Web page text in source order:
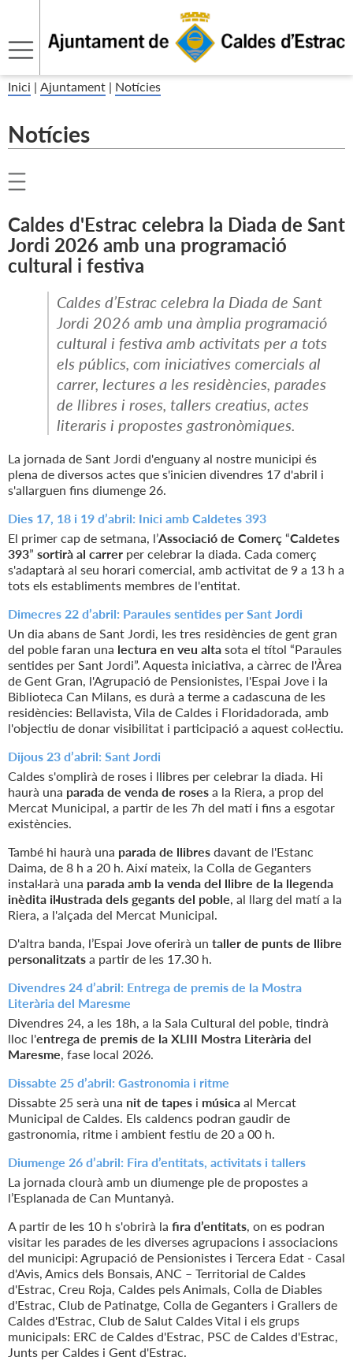
Inici | Ajuntament | Notícies
Notícies
Caldes d'Estrac celebra la Diada de Sant
Jordi 2026 amb una programació
cultural i festiva
Caldes d’Estrac celebra la Diada de Sant
Jordi 2026 amb una àmplia programació
cultural i festiva amb activitats per a tots
els públics, com iniciatives comercials al
carrer, lectures a les residències, parades
de llibres i roses, tallers creatius, actes
literaris i propostes gastronòmiques.
La jornada de Sant Jordi d'enguany al nostre municipi és
plena de diversos actes que s'inicien divendres 17 d'abril i
s'allarguen fins diumenge 26.
Dies 17, 18 i 19 d’abril: Inici amb Caldetes 393
El primer cap de setmana, l’Associació de Comerç “Caldetes
393” sortirà al carrer per celebrar la diada. Cada comerç
s'adaptarà al seu horari comercial, amb activitat de 9 a 13 h a
tots els establiments membres de l'entitat.
Dimecres 22 d’abril: Paraules sentides per Sant Jordi
Un dia abans de Sant Jordi, les tres residències de gent gran
del poble faran una lectura en veu alta sota el títol “Paraules
sentides per Sant Jordi”. Aquesta iniciativa, a càrrec de l'Àrea
de Gent Gran, l'Agrupació de Pensionistes, l'Espai Jove i la
Biblioteca Can Milans, es durà a terme a cadascuna de les
residències: Bellavista, Vila de Caldes i Floridadorada, amb
l'objectiu de donar visibilitat i participació a aquest col·lectiu.
Dijous 23 d’abril: Sant Jordi
Caldes s'omplirà de roses i llibres per celebrar la diada. Hi
haurà una parada de venda de roses a la Riera, a prop del
Mercat Municipal, a partir de les 7h del matí i fins a esgotar
existències.
També hi haurà una parada de llibres davant de l'Estanc
Daima, de 8 h a 20 h. Així mateix, la Colla de Geganters
instal·larà una parada amb la venda del llibre de la llegenda
inèdita il·lustrada dels gegants del poble, al llarg del matí a la
Riera, a l'alçada del Mercat Municipal.
D'altra banda, l’Espai Jove oferirà un taller de punts de llibre
personalitzats a partir de les 17.30 h.
Divendres 24 d’abril: Entrega de premis de la Mostra
Literària del Maresme
Divendres 24, a les 18h, a la Sala Cultural del poble, tindrà
lloc l'entrega de premis de la XLIII Mostra Literària del
Maresme, fase local 2026.
Dissabte 25 d’abril: Gastronomia i ritme
Dissabte 25 serà una nit de tapes i música al Mercat
Municipal de Caldes. Els caldencs podran gaudir de
gastronomia, ritme i ambient festiu de 20 a 00 h.
Diumenge 26 d’abril: Fira d’entitats, activitats i tallers
La jornada clourà amb un diumenge ple de propostes a
l’Esplanada de Can Muntanyà.
A partir de les 10 h s'obrirà la fira d’entitats, on es podran
visitar les parades de les diverses agrupacions i associacions
del municipi: Agrupació de Pensionistes i Tercera Edat - Casal
d'Avis, Amics dels Bonsais, ANC – Territorial de Caldes
d'Estrac, Creu Roja, Caldes pels Animals, Colla de Diables
d'Estrac, Club de Patinatge, Colla de Geganters i Grallers de
Caldes d'Estrac, Club de Salut Caldes Vital i els grups
municipals: ERC de Caldes d'Estrac, PSC de Caldes d'Estrac,
Junts per Caldes i Gent d'Estrac.